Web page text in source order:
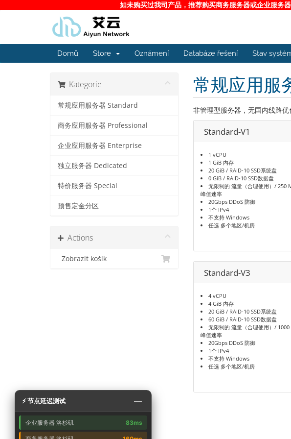
如未购买过我司产品，推荐购买商务服务器或企业服务
Domů Store Oznámení Databáze řešení Stav
Kategorie
常规应用服务器 Standard
商务应用服务器 Professional
企业应用服务器 Enterprise
独立服务器 Dedicated
特价服务器 Special
预售定金分区
Actions
Zobrazit košík
常规应用服
非管理型服务器，无国内线路
Standard-V1
1 vCPU
1 GiB 内存
20 GiB / RAID-10 SSD系统盘
0 GiB / RAID-10 SSD数据盘
无限制的 流量（合理使用）/ 250
峰值速率
20Gbps DDoS 防御
1个 IPv4
不支持 Windows
任选 多个地区/机房
Standard-V3
4 vCPU
4 GiB 内存
20 GiB / RAID-10 SSD系统盘
60 GiB / RAID-10 SSD数据盘
无限制的 流量（合理使用）/
峰值速率
20Gbps DDoS 防御
1个 IPv4
不支持 Windows
任选 多个地区/机房
⚡ 节点延迟测试 —
企业服务器 洛杉矶 83ms